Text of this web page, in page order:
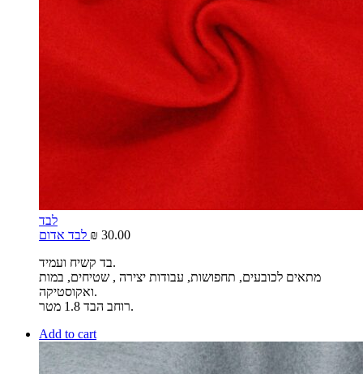
לבד
₪ 30.00
בד קשיח ועמיד.
מתאים לכובעים, תחפושות, עבודות יצירה , שטיחים, במות
ואקוסטיקה.
רוחב הבד 1.8 מטר.
Add to cart